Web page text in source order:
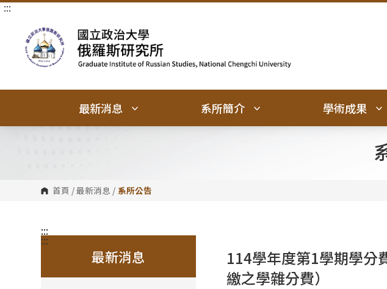
跳
跳
:::
最新消息 系所簡介 學術成果
首頁 /最新消息 / 系所公告
:::
最新消息
:::
114學年度第1學期學分
繳之學雜分費）